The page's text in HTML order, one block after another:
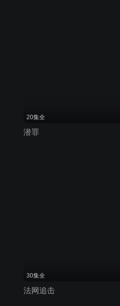
20集全
潜罪
30集全
法网追击